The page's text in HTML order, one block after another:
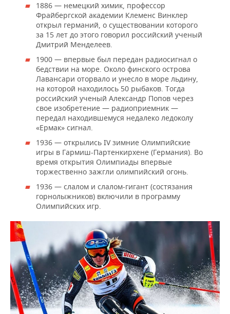
1886 — немецкий химик, профессор
Фрайбергской академии Клеменс Винклер
открыл германий, о существовании которого
за 15 лет до этого говорил российский ученый
Дмитрий Менделеев.
1900 — впервые был передан радиосигнал о
бедствии на море. Около финского острова
Лавансари оторвало и унесло в море льдину,
на которой находилось 50 рыбаков. Тогда
российский ученый Александр Попов через
свое изобретение — радиоприемник —
передал находившемуся недалеко ледоколу
«Ермак» сигнал.
1936 — открылись IV зимние Олимпийские
игры в Гармиш-Партенкирхене (Германия). Во
время открытия Олимпиады впервые
торжественно зажгли олимпийский огонь.
1936 — слалом и слалом-гигант (состязания
горнолыжников) включили в программу
Олимпийских игр.